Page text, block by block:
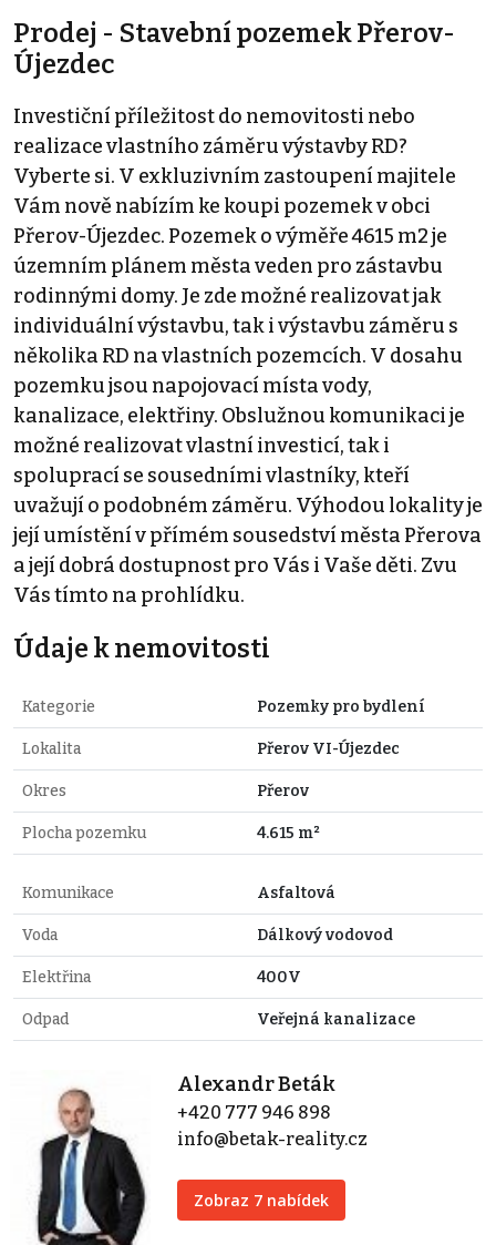
Prodej - Stavební pozemek Přerov-
Újezdec
Investiční příležitost do nemovitosti nebo
realizace vlastního záměru výstavby RD?
Vyberte si. V exkluzivním zastoupení majitele
Vám nově nabízím ke koupi pozemek v obci
Přerov-Újezdec. Pozemek o výměře 4615 m2 je
územním plánem města veden pro zástavbu
rodinnými domy. Je zde možné realizovat jak
individuální výstavbu, tak i výstavbu záměru s
několika RD na vlastních pozemcích. V dosahu
pozemku jsou napojovací místa vody,
kanalizace, elektřiny. Obslužnou komunikaci je
možné realizovat vlastní investicí, tak i
spoluprací se sousedními vlastníky, kteří
uvažují o podobném záměru. Výhodou lokality je
její umístění v přímém sousedství města Přerova
a její dobrá dostupnost pro Vás i Vaše děti. Zvu
Vás tímto na prohlídku.
Údaje k nemovitosti
Kategorie Pozemky pro bydlení
Lokalita Přerov VI-Újezdec
Okres Přerov
Plocha pozemku 4.615 m²
Komunikace Asfaltová
Voda Dálkový vodovod
Elektřina 400V
Odpad Veřejná kanalizace
Alexandr Beták
+420 777 946 898
info@betak-reality.cz
Zobraz 7 nabídek